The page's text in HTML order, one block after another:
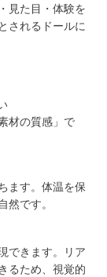
見た目・体験を
されるドールに
材の質感」で
ます。体温を保
です。
できます。リア
るため、視覚的